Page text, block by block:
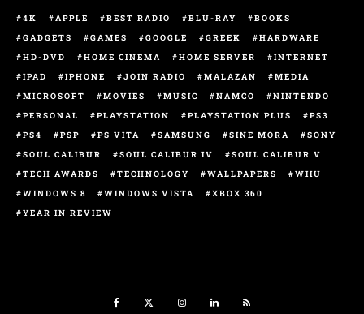
4K APPLE BEST RADIO BLU-RAY
BOOKS
GADGETS
GAMES GOOGLE GREEK
HARDWARE
HD-DVD
HOME CINEMA HOME SERVER
INTERNET
IPAD
IPHONE JOIN RADIO MALAZAN
MEDIA
MICROSOFT
MOVIES MUSIC NAMCO
NINTENDO
PERSONAL
PLAYSTATION PLAYSTATION PLUS
PS3
PS4
PSP PS VITA SAMSUNG SINE MORA
SONY
SOUL CALIBUR
SOUL CALIBUR IV
SOUL CALIBUR V
TECH AWARDS
TECHNOLOGY WALLPAPERS
WIIU
WINDOWS 8
WINDOWS VISTA
XBOX 360
YEAR IN REVIEW